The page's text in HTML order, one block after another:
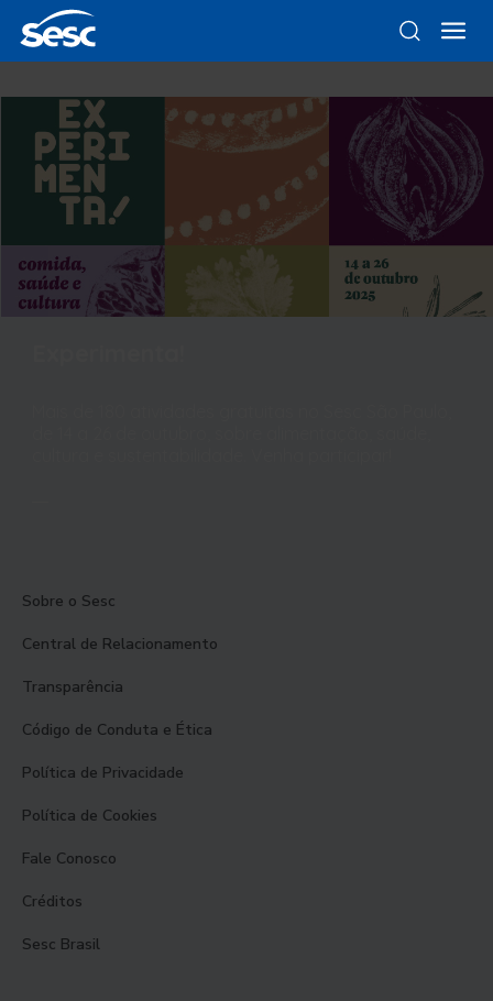
Sobre o Sesc
Central de Relacionamento
Transparência
Código de Conduta e Ética
Política de Privacidade
Política de Cookies
Fale Conosco
Créditos
Sesc Brasil